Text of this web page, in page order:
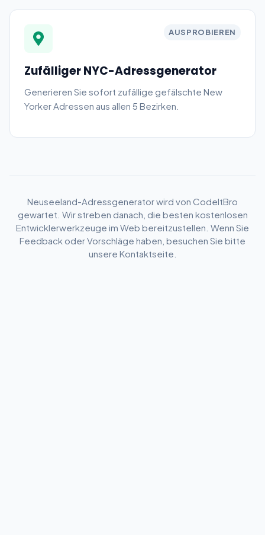
AUSPROBIEREN
Zufälliger NYC-Adressgenerator
Generieren Sie sofort zufällige gefälschte New
Yorker Adressen aus allen 5 Bezirken.
Neuseeland-Adressgenerator wird von CodeItBro
gewartet. Wir streben danach, die besten kostenlosen
Entwicklerwerkzeuge im Web bereitzustellen. Wenn Sie
Feedback oder Vorschläge haben, besuchen Sie bitte
unsere Kontaktseite.